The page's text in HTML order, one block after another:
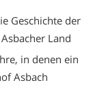
Geschichte der
Land
in denen ein
Asbach